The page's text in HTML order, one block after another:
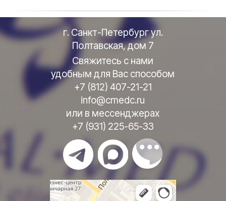
Свяжитесь с нами
удобным для Вас способом
+7 (812) 407-21-21
info@cmedc.ru
или в мессенджерах
+7 (931) 225-65-33
г. Санкт-Петербург ул.
Полтавская, дом 7